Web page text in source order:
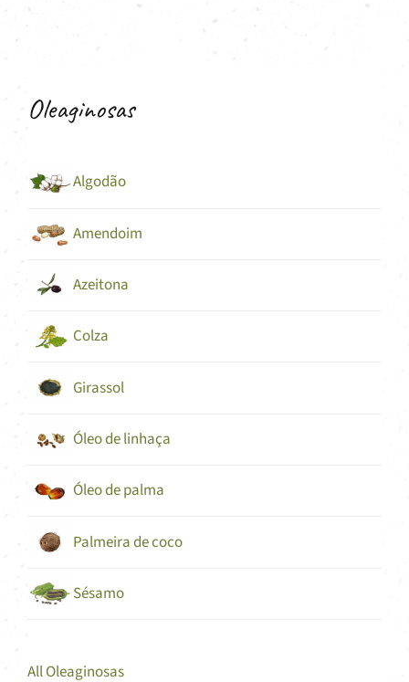
Oleaginosas
Algodão
Amendoim
Azeitona
Colza
Girassol
Óleo de linhaça
Óleo de palma
Palmeira de coco
Sésamo
All Oleaginosas